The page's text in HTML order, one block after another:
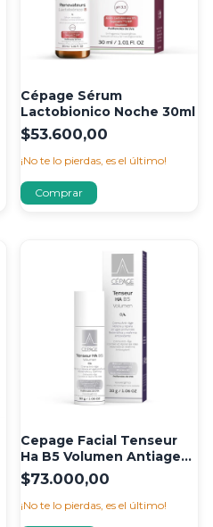
Cépage Sérum
Lactobionico Noche 30ml
$53.600,00
¡No te lo pierdas, es el último!
Cepage Facial Tenseur
Ha B5 Volumen Antiage
Piel Madura 30gr Maduras
Día/noche
$73.000,00
¡No te lo pierdas, es el último!